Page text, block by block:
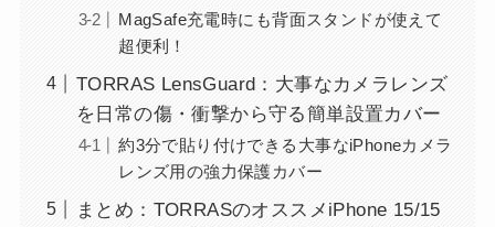
MagSafe充電時にも背面スタンドが使えて
超便利！
TORRAS LensGuard：大事なカメラレンズ
を日常の傷・衝撃から守る簡単設置カバー
約3分で貼り付けできる大事なiPhoneカメラ
レンズ用の強力保護カバー
まとめ：TORRASのオススメiPhone 15/15